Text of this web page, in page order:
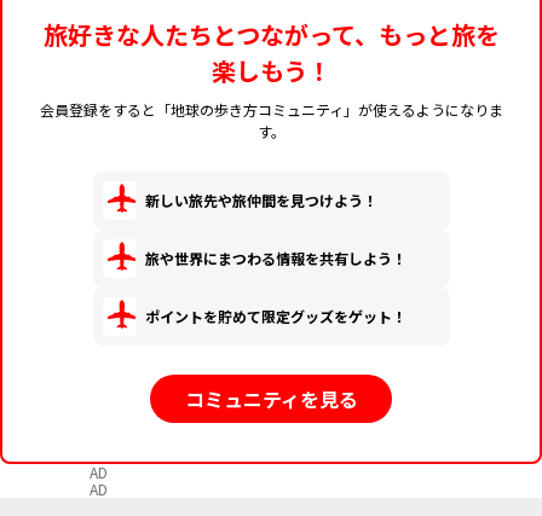
旅好きな人たちとつながって、もっと旅を
楽しもう！
会員登録をすると「地球の歩き方コミュニティ」が使えるようになりま
す。
新しい旅先や旅仲間を見つけよう！
旅や世界にまつわる情報を共有しよう！
ポイントを貯めて限定グッズをゲット！
コミュニティを見る
AD
AD